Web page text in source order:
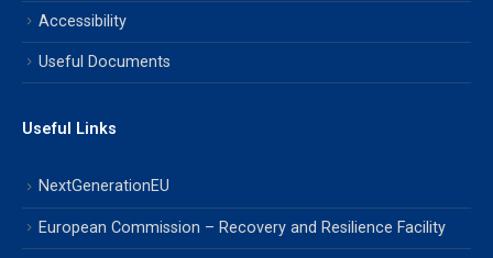
Accessibility
Useful Documents
Useful Links
NextGenerationEU
European Commission – Recovery and Resilience Facility